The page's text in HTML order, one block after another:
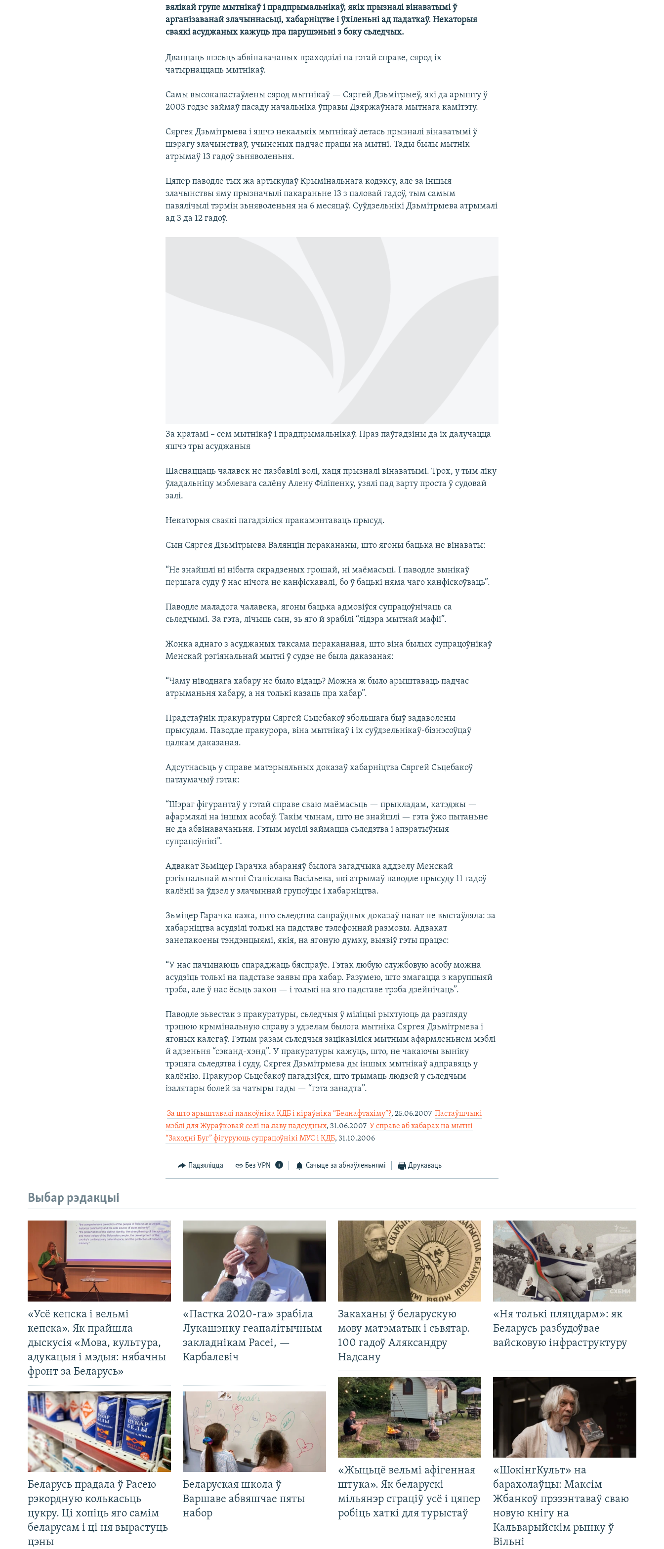
вялікай групе мытнікаў і прадпрымальнікаў, якіх прызналі вінаватымі ў
арганізаванай злачыннасьці, хабарніцтве і ўхіленьні ад падаткаў. Некаторыя
сваякі асуджаных кажуць пра парушэньні з боку сьледчых.
Дваццаць шэсьць абвінавачаных праходзілі па гэтай справе, сярод іх
чатырнаццаць мытнікаў.
Самы высокапастаўлены сярод мытнікаў — Сяргей Дзьмітрыеў, які да арышту ў
2003 годзе займаў пасаду начальніка ўправы Дзяржаўнага мытнага камітэту.
Сяргея Дзьмітрыева і яшчэ некалькіх мытнікаў летась прызналі вінаватымі ў
шэрагу злачынстваў, учыненых падчас працы на мытні. Тады былы мытнік
атрымаў 13 гадоў зьняволеньня.
Цяпер паводле тых жа артыкулаў Крымінальнага кодэксу, але за іншыя
злачынствы яму прызначылі пакараньне 13 з паловай гадоў, тым самым
павялічылі тэрмін зьняволеньня на 6 месяцаў. Суўдзельнікі Дзьмітрыева атрымалі
ад 3 да 12 гадоў.
За кратамі – сем мытнікаў і прадпрымальнікаў. Праз паўгадзіны да іх далучацца
яшчэ тры асуджаныя
Шаснаццаць чалавек не пазбавілі волі, хаця прызналі вінаватымі. Трох, у тым ліку
ўладальніцу мэблевага салёну Алену Філіпенку, узялі пад варту проста ў судовай
залі.
Некаторыя сваякі пагадзіліся пракамэнтаваць прысуд.
Сын Сяргея Дзьмітрыева Валянцін перакананы, што ягоны бацька не вінаваты:
“Не знайшлі ні нібыта скрадзеных грошай, ні маёмасьці. І паводле вынікаў
першага суду ў нас нічога не канфіскавалі, бо ў бацькі няма чаго канфіскоўваць”.
Паводле маладога чалавека, ягоны бацька адмовіўся супрацоўнічаць са
сьледчымі. За гэта, лічыць сын, зь яго й зрабілі “лідэра мытнай мафіі”.
Жонка аднаго з асуджаных таксама перакананая, што віна былых супрацоўнікаў
Менскай рэгіянальнай мытні ў судзе не была даказаная:
“Чаму ніводнага хабару не было відаць? Можна ж было арыштаваць падчас
атрыманьня хабару, а ня толькі казаць пра хабар”.
Прадстаўнік пракуратуры Сяргей Сьцебакоў збольшага быў задаволены
прысудам. Паводле пракурора, віна мытнікаў і іх суўдзельнікаў-бізнэсоўцаў
цалкам даказаная.
Адсутнасьць у справе матэрыяльных доказаў хабарніцтва Сяргей Сьцебакоў
патлумачыў гэтак:
“Шэраг фігурантаў у гэтай справе сваю маёмасьць — прыкладам, катэджы —
афармлялі на іншых асобаў. Такім чынам, што не знайшлі — гэта ўжо пытаньне
не да абвінавачаньня. Гэтым мусілі займацца сьледзтва і апэратыўныя
супрацоўнікі”.
Адвакат Зьміцер Гарачка абараняў былога загадчыка аддзелу Менскай
рэгіянальнай мытні Станіслава Васільева, які атрымаў паводле прысуду 11 гадоў
калёніі за ўдзел у злачыннай групоўцы і хабарніцтва.
Зьміцер Гарачка кажа, што сьледзтва сапраўдных доказаў нават не выстаўляла: за
хабарніцтва асудзілі толькі на падставе тэлефоннай размовы. Адвакат
занепакоены тэндэнцыямі, якія, на ягоную думку, выявіў гэты працэс:
“У нас пачынаюць спараджаць бяспраўе. Гэтак любую службовую асобу можна
асудзіць толькі на падставе заявы пра хабар. Разумею, што змагацца з карупцыяй
трэба, але ў нас ёсьць закон — і толькі на яго падставе трэба дзейнічаць”.
Паводле зьвестак з пракуратуры, сьледчыя ў міліцыі рыхтуюць да разгляду
трэцюю крымінальную справу з удзелам былога мытніка Сяргея Дзьмітрыева і
ягоных калегаў. Гэтым разам сьледчыя зацікавіліся мытным афармленьнем мэблі
й адзеньня “сэканд-хэнд”. У пракуратуры кажуць, што, не чакаючы выніку
трэцяга сьледзтва і суду, Сяргея Дзьмітрыева ды іншых мытнікаў адправяць у
калёнію. Пракурор Сьцебакоў пагадзіўся, што трымаць людзей у сьледчым
ізалятары болей за чатыры гады — “гэта занадта”.
За што арыштавалі палкоўніка КДБ і кіраўніка “Белнафтахіму”?, 25.06.2007 Пастаўшчыкі
мэблі для Жураўковай селі на лаву падсудных, 31.06.2007  У справе аб хабарах на мытні
“Заходні Буг” фігуруюць супрацоўнікі МУС і КДБ, 31.10.2006
Падзяліцца Без VPN Сачыце за абнаўленьнямі Друкаваць
Выбар рэдакцыі
«Усё кепска і вельмі
кепска». Як прайшла
дыскусія «Мова, культура,
адукацыя і мэдыя: нябачны
фронт за Беларусь»
«Пастка 2020-га» зрабіла
Лукашэнку геапалітычным
закладнікам Расеі, —
Карбалевіч
Беларусь прадала ў Расею
рэкордную колькасьць
цукру. Ці хопіць яго самім
беларусам і ці ня вырастуць
цэны
Беларуская школа ў
Варшаве абвяшчае пяты
набор
Закаханы ў беларускую
мову матэматык і сьвятар.
100 гадоў Аляксандру
Надсану
«Ня толькі пляцдарм»: як
Беларусь разбудоўвае
вайсковую інфраструктуру
«Жыцьцё вельмі афігенная
штука». Як беларускі
мільянэр страціў усё і цяпер
робіць хаткі для турыстаў
«ШокінгКульт» на
барахолаўцы: Максім
Жбанкоў прэзэнтаваў сваю
новую кнігу на
Кальварыйскім рынку ў
Вільні